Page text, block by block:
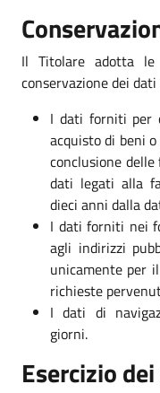
Il Titolare adotta
conservazione dei
I dati forniti per
acquisto di beni
conclusione
dati legati alla
dieci anni dalla
I dati forniti nei
agli indirizzi
unicamente per
richieste
I dati di
giorni.
Esercizio